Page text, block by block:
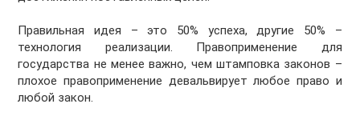
Правильная идея – это 50% успеха, другие 50% –
технология реализации. Правоприменение для
государства не менее важно, чем штамповка законов –
плохое правоприменение девальвирует любое право и
любой закон.